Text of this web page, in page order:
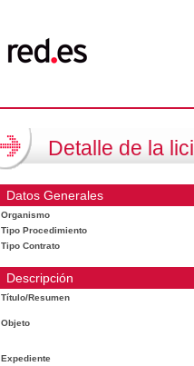
Detalle de la
Datos Generales
Organismo
Tipo Procedimiento
Tipo Contrato
Descripción
Título/Resumen
Objeto
Expediente